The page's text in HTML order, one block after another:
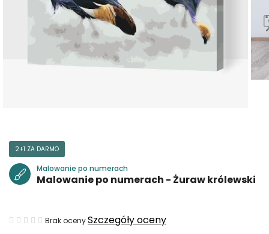
2+1 ZA DARMO
Malowanie po numerach
Malowanie po numerach - Żuraw królewski
Średnia
Brak ocenySzczegóły oceny